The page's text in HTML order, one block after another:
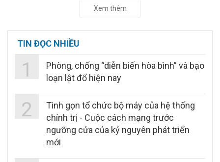
Xem thêm
TIN ĐỌC NHIỀU
1
Phòng, chống “diễn biến hòa bình” và bạo
loạn lật đổ hiện nay
2
Tinh gọn tổ chức bộ máy của hệ thống
chính trị - Cuộc cách mạng trước
ngưỡng cửa của kỷ nguyên phát triển
mới